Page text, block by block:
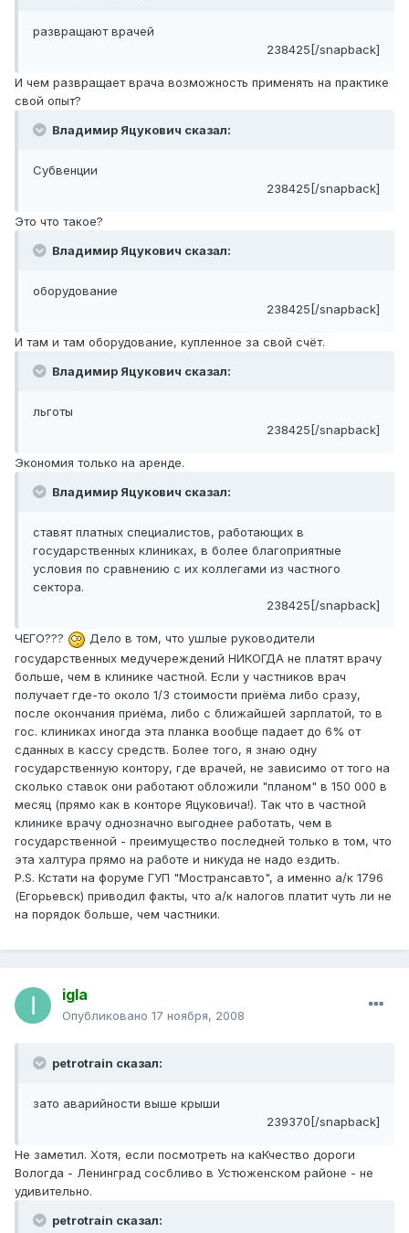
развращают врачей
238425[/snapback]
И чем развращает врача возможность применять на практике
свой опыт?
Владимир Яцукович сказал:
Субвенции
238425[/snapback]
Это что такое?
Владимир Яцукович сказал:
оборудование
238425[/snapback]
И там и там оборудование, купленное за свой счёт.
Владимир Яцукович сказал:
льготы
238425[/snapback]
Экономия только на аренде.
Владимир Яцукович сказал:
ставят платных специалистов, работающих в
государственных клиниках, в более благоприятные
условия по сравнению с их коллегами из частного
сектора.
238425[/snapback]
ЧЕГО???
Дело в том, что ушлые руководители
государственных медучереждений НИКОГДА не платят врачу
больше, чем в клинике частной. Если у частников врач
получает где-то около 1/3 стоимости приёма либо сразу,
после окончания приёма, либо с ближайшей зарплатой, то в
гос. клиниках иногда эта планка вообще падает до 6% от
сданных в кассу средств. Более того, я знаю одну
государственную контору, где врачей, не зависимо от того на
сколько ставок они работают обложили "планом" в 150 000 в
месяц (прямо как в конторе Яцуковича!). Так что в частной
клинике врачу однозначно выгоднее работать, чем в
государственной - преимущество последней только в том, что
эта халтура прямо на работе и никуда не надо ездить.
P.S. Кстати на форуме ГУП "Мострансавто", а именно а/к 1796
(Егорьевск) приводил факты, что а/к налогов платит чуть ли не
на порядок больше, чем частники.
igla
Опубликовано 17 ноября, 2008
petrotrain сказал:
зато аварийности выше крыши
239370[/snapback]
Не заметил. Хотя, если посмотреть на каКчество дороги
Вологда - Ленинград сосбливо в Устюженском районе - не
удивительно.
petrotrain сказал: